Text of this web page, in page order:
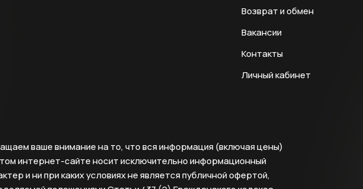
Возврат и обмен
Вакансии
Контакты
Личный кабинет
ваше внимание на то, что вся информация (включая цены)
интернет-сайте носит исключительно информационный
и ни при каких условиях не является публичной офертой,